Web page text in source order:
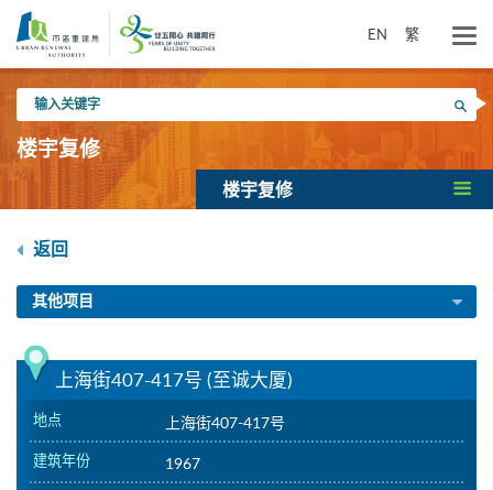
内
EN 繁
入
关
键
搜寻
楼宇复修
楼宇复修
返回
其他项目
上海街407-417号 (至诚大厦)
地点 上海街407-417号
建筑年份 1967